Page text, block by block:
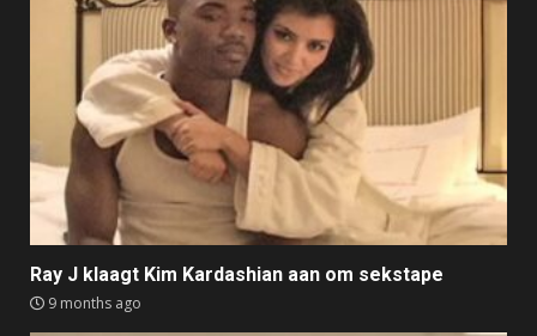
Ray J klaagt Kim Kardashian aan om sekstape
9 months ago